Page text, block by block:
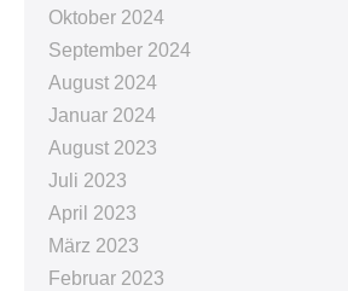
Oktober 2024
September 2024
August 2024
Januar 2024
August 2023
Juli 2023
April 2023
März 2023
Februar 2023